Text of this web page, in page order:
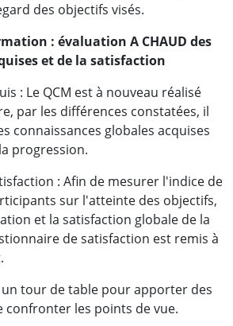
des objectifs visés.
: évaluation A CHAUD des
et de la satisfaction
: Le QCM est à nouveau réalisé
par les différences constatées, il
connaissances globales acquises
progression.
: Afin de mesurer l'indice de
sur l'atteinte des objectifs,
et la satisfaction globale de la
de satisfaction est remis à
tour de table pour apporter des
confronter les points de vue.
plus efficace dans la
et la tenue des
communication qui va avec.
formations que